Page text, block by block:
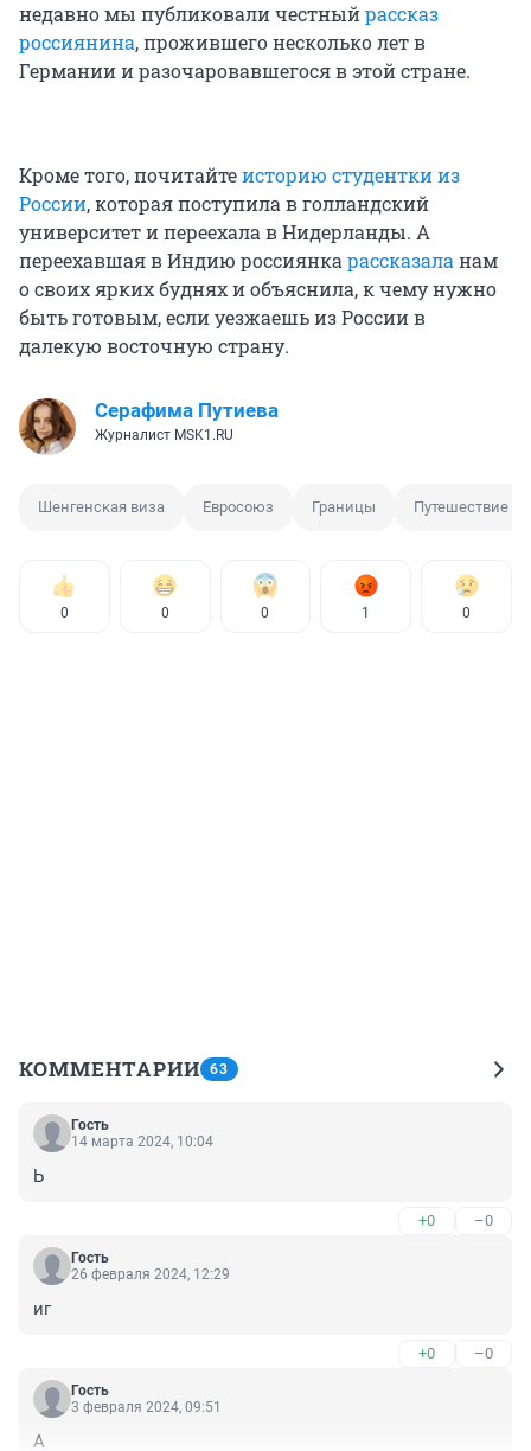
недавно мы публиковали честныйрассказ
россиянина, прожившего несколько лет в
Германии и разочаровавшегося в этой стране.
Кроме того, почитайтеисторию студентки из
России, которая поступила в голландский
университет и переехала в Нидерланды. А
переехавшая в Индию россиянкарассказаланам
о своих ярких буднях и объяснила, к чему нужно
быть готовым, если уезжаешь из России в
далекую восточную страну.
Серафима Путиева
Журналист MSK1.RU
Шенгенская виза Евросоюз Границы Путешествие
0 0 0 1 0
КОММЕНТАРИИ 63
Гость
14 марта 2024, 10:04
Ь
+0 –0
Гость
26 февраля 2024, 12:29
иг
+0 –0
Гость
3 февраля 2024, 09:51
А